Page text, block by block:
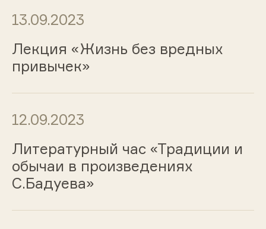
13.09.2023
Лекция «Жизнь без вредных
привычек»
12.09.2023
Литературный час «Традиции и
обычаи в произведениях
С.Бадуева»